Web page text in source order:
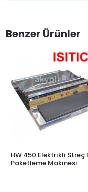
Benzer Ürünler
FS 500 Poşet
Makinası 50 cm